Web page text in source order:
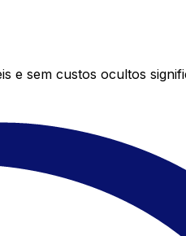
e sem custos ocultos